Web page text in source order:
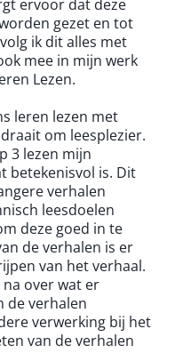
ervoor dat deze
gezet en tot
ik dit alles met
mee in mijn werk
Lezen.
leren lezen met
om leesplezier.
3 lezen mijn
betekenisvol is. Dit
verhalen
leesdoelen
deze goed in te
de verhalen is er
van het verhaal.
over wat er
de verhalen
verwerking bij het
van de verhalen